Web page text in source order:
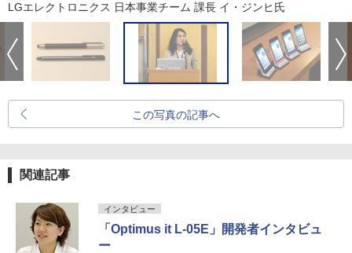
LGエレクトロニクス 日本事業チーム 課長 イ・ジンヒ氏
この写真の記事へ
関連記事
インタビュー
「Optimus it L-05E」開発者インタビュ
ー